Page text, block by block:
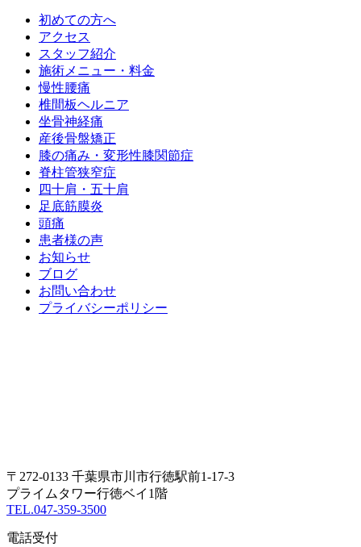
初めての方へ
アクセス
スタッフ紹介
施術メニュー・料金
慢性腰痛
椎間板ヘルニア
坐骨神経痛
産後骨盤矯正
膝の痛み・変形性膝関節症
脊柱管狭窄症
四十肩・五十肩
足底筋膜炎
頭痛
患者様の声
お知らせ
ブログ
お問い合わせ
プライバシーポリシー
〒272-0133 千葉県市川市行徳駅前1-17-3
プライムタワー行徳ベイ1階
TEL.047-359-3500
電話受付